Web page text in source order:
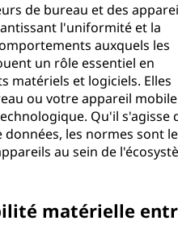
de bureau et des
l'uniformité et la
auxquels les
un rôle essentiel en
matériels et logiciels. Elles
ou votre appareil mobile
Qu'il s'agisse
les normes sont
au sein de
matérielle